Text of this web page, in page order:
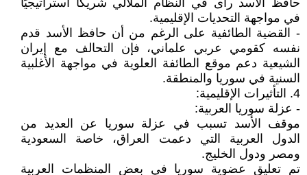
حافظ الأسد رأى في النظام الملالي شريكًا استراتيجيًا
في مواجهة التحديات الإقليمية.
- القضية الطائفية على الرغم من أن حافظ الأسد قدم
نفسه كقومي عربي علماني، فإن التحالف مع إيران
الشيعية دعم موقع الطائفة العلوية في مواجهة الأغلبية
السنية في سوريا والمنطقة.
4. التأثيرات الإقليمية:
- عزلة سوريا العربية:
موقف الأسد تسبب في عزلة سوريا عن العديد من
الدول العربية التي دعمت العراق، خاصة السعودية
ومصر ودول الخليج.
تم تعليق عضوية سوريا في بعض المنظمات العربية